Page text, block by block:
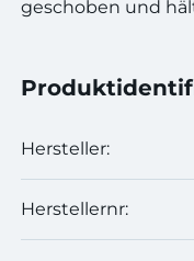
geschoben und
Hersteller:
Herstellernr: